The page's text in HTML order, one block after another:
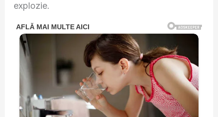
explozie.